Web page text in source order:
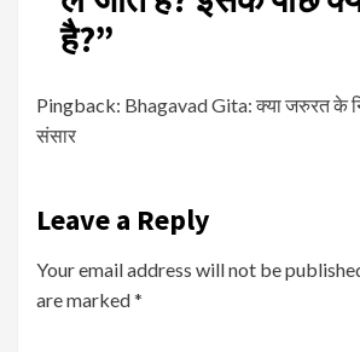
है?”
Pingback: Bhagavad Gita: क्या जरुरत के
संसार
Leave a Reply
Your email address will not be
are marked*